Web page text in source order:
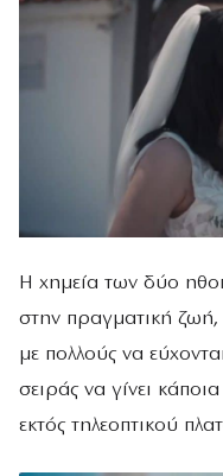
Η χημεία των δύο
στην πραγματική ζωή,
με πολλούς να
σειράς να γίνει
εκτός τηλεοπτικού